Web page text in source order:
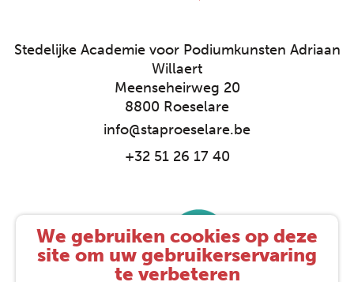
We gebruiken cookies op deze
site om uw gebruikerservaring
te verbeteren
Stedelijke Academie voor Podiumkunsten Adriaan
Willaert
Meenseheirweg 20
8800 Roeselare
info@staproeselare.be
+32 51 26 17 40